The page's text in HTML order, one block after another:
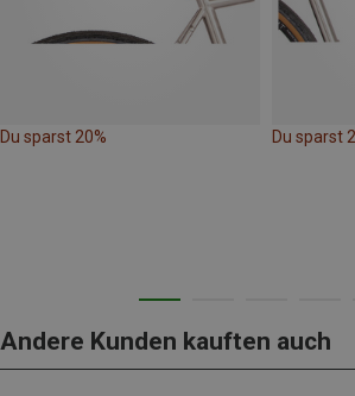
Du sparst 20% Du sparst
Andere Kunden kauften auch